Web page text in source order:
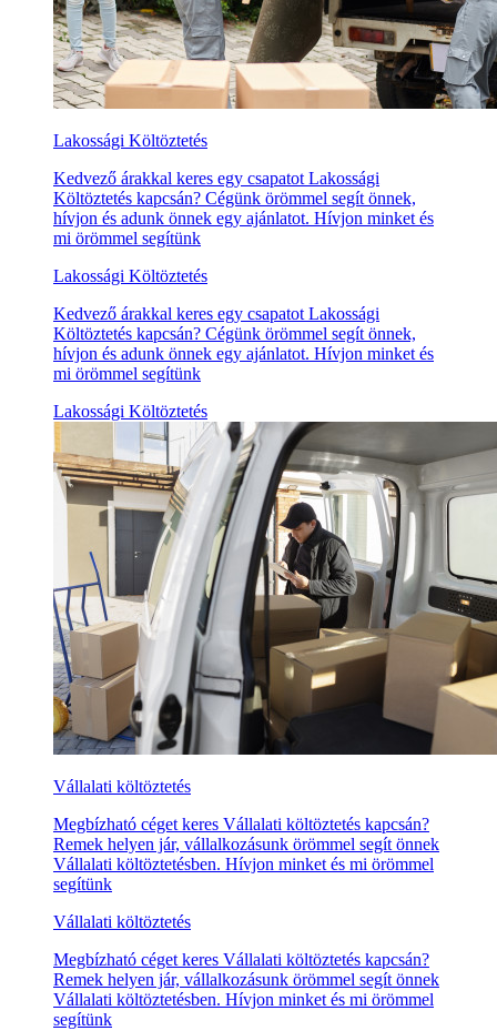
Lakossági Költöztetés
Kedvező árakkal keres egy csapatot Lakossági
Költöztetés kapcsán? Cégünk örömmel segít önnek,
hívjon és adunk önnek egy ajánlatot. Hívjon minket és
mi örömmel segítünk
Lakossági Költöztetés
Kedvező árakkal keres egy csapatot Lakossági
Költöztetés kapcsán? Cégünk örömmel segít önnek,
hívjon és adunk önnek egy ajánlatot. Hívjon minket és
mi örömmel segítünk
Lakossági Költöztetés
Vállalati költöztetés
Megbízható céget keres Vállalati költöztetés kapcsán?
Remek helyen jár, vállalkozásunk örömmel segít önnek
Vállalati költöztetésben. Hívjon minket és mi örömmel
segítünk
Vállalati költöztetés
Megbízható céget keres Vállalati költöztetés kapcsán?
Remek helyen jár, vállalkozásunk örömmel segít önnek
Vállalati költöztetésben. Hívjon minket és mi örömmel
segítünk